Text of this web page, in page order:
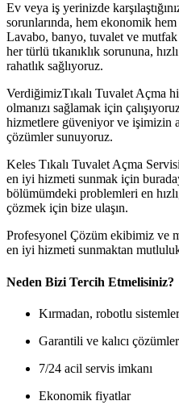
Ev veya iş yerinizde
sorunlarında, hem ekonomik
Lavabo, banyo, tuvalet ve mutfak
her türlü tıkanıklık sorununa,
rahatlık sağlıyoruz.
VerdiğimizTıkalı Tuvalet Açma
olmanızı sağlamak için
hizmetlere güveniyor ve işimizin
çözümler sunuyoruz.
Keles Tıkalı Tuvalet Açma
en iyi hizmeti sunmak için
bölümümdeki problemleri en
çözmek için bize ulaşın.
Profesyonel Çözüm ekibimiz ve
en iyi hizmeti sunmaktan
Neden Bizi Tercih Etmelisiniz?
Kırmadan, robotlu
Garantili ve kalıcı çözümler
7/24 acil servis imkanı
Ekonomik fiyatlar